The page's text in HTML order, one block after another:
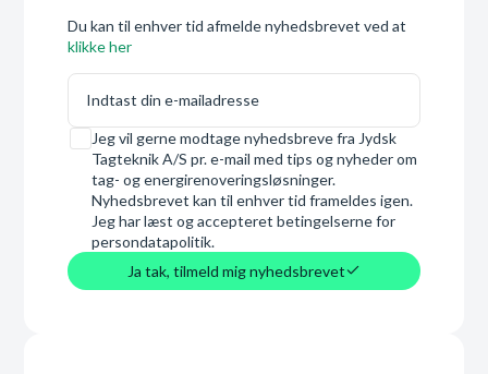
Du kan til enhver tid afmelde nyhedsbrevet ved at
klikke her
E-mail
Samtykke
Jeg vil gerne modtage nyhedsbreve fra Jydsk
Tagteknik A/S pr. e-mail med tips og nyheder om
tag- og energirenoveringsløsninger.
Nyhedsbrevet kan til enhver tid frameldes igen.
Jeg har læst og accepteret betingelserne for
persondatapolitik.
Ja tak, tilmeld mig nyhedsbrevet